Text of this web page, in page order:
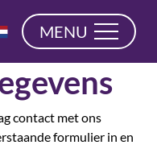
MENU
contact met ons
formulier in en